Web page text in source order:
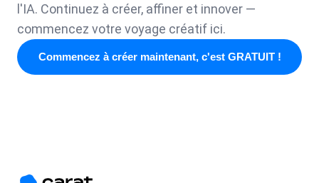
l'IA. Continuez à créer, affiner et innover —
commencez votre voyage créatif ici.
Commencez à créer maintenant, c'est GRATUIT !